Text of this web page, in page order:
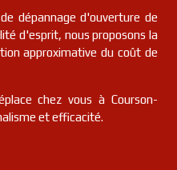
dépannage d'ouverture de
d'esprit, nous proposons la
approximative du coût de
chez vous à Courson-
et efficacité.